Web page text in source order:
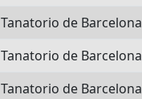
Tanatorio de Barcelona
Tanatorio de Barcelona
Tanatorio de Barcelona